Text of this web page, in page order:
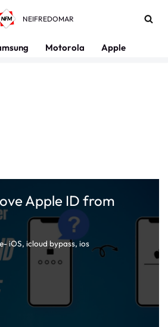
NEIFREDOMAR
Motorola Apple
Apple ID from
iOS, icloud bypass, ios